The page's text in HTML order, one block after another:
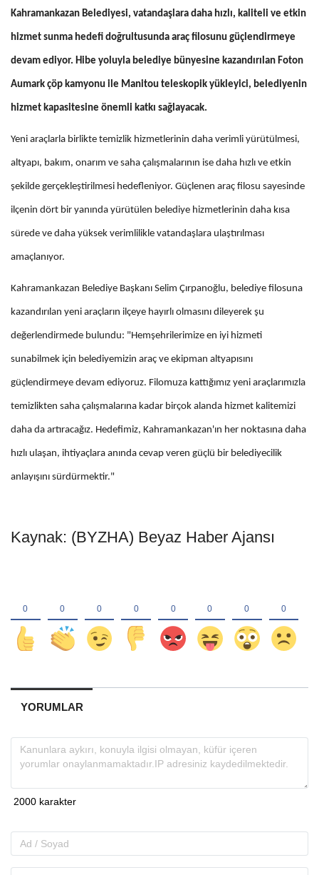
Kahramankazan Belediyesi, vatandaşlara daha hızlı, kaliteli ve etkin
hizmet sunma hedefi doğrultusunda araç filosunu güçlendirmeye
devam ediyor. Hibe yoluyla belediye bünyesine kazandırılan Foton
Aumark çöp kamyonu ile Manitou teleskopik yükleyici, belediyenin
hizmet kapasitesine önemli katkı sağlayacak.
Yeni araçlarla birlikte temizlik hizmetlerinin daha verimli yürütülmesi,
altyapı, bakım, onarım ve saha çalışmalarının ise daha hızlı ve etkin
şekilde gerçekleştirilmesi hedefleniyor. Güçlenen araç filosu sayesinde
ilçenin dört bir yanında yürütülen belediye hizmetlerinin daha kısa
sürede ve daha yüksek verimlilikle vatandaşlara ulaştırılması
amaçlanıyor.
Kahramankazan Belediye Başkanı Selim Çırpanoğlu, belediye filosuna
kazandırılan yeni araçların ilçeye hayırlı olmasını dileyerek şu
değerlendirmede bulundu: "Hemşehrilerimize en iyi hizmeti
sunabilmek için belediyemizin araç ve ekipman altyapısını
güçlendirmeye devam ediyoruz. Filomuza kattığımız yeni araçlarımızla
temizlikten saha çalışmalarına kadar birçok alanda hizmet kalitemizi
daha da artıracağız. Hedefimiz, Kahramankazan'ın her noktasına daha
hızlı ulaşan, ihtiyaçlara anında cevap veren güçlü bir belediyecilik
anlayışını sürdürmektir."
Kaynak: (BYZHA) Beyaz Haber Ajansı
YORUMLAR